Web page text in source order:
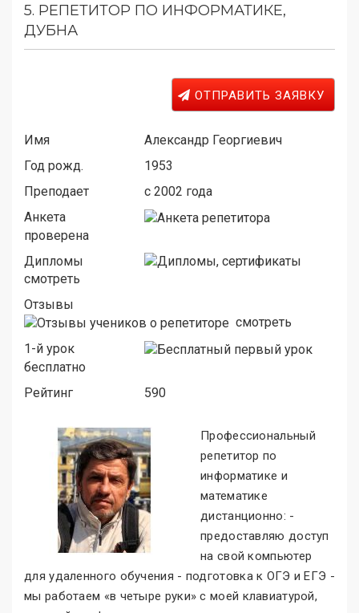
5. РЕПЕТИТОР ПО ИНФОРМАТИКЕ,
ДУБНА
ОТПРАВИТЬ ЗАЯВКУ
Имя
Александр Георгиевич
Год рожд.
1953
Преподает
c 2002 года
Анкета
проверена
Дипломы
смотреть
Отзывы
смотреть
1-й урок
бесплатно
Рейтинг
590
Профессиональный
репетитор по
информатике и
математике
дистанционно: -
предоставляю доступ
на свой компьютер
для удаленного обучения - подготовка к ОГЭ и ЕГЭ -
мы работаем «в четыре руки» с моей клавиатурой,